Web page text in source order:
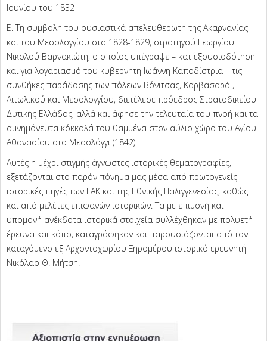
Ιουνίου του 1832
Ε. Τη συμβολή του ουσιαστικά απελευθερωτή της Ακαρνανίας
και του Μεσολογγίου στα 1828-1829, στρατηγού Γεωργίου
Νικολού Βαρνακιώτη, ο οποίος υπέγραψε – κατ΄ εξουσιοδότηση
και για λογαριασμό του κυβερνήτη Ιωάννη Καποδίστρια – τις
συνθήκες παράδοσης των πόλεων Βόνιτσας, Καρβασαρά ,
Αιτωλικού και Μεσολογγίου, διετέλεσε πρόεδρος Στρατοδικείου
Δυτικής Ελλάδος, αλλά και άφησε την τελευταία του πνοή και τα
αμνημόνευτα κόκκαλά του θαμμένα στον αύλιο χώρο του Αγίου
Αθανασίου στο Μεσολόγγι (1842).
Αυτές η μέχρι στιγμής άγνωστες ιστορικές θεματογραφίες,
εξετάζονται στο παρόν πόνημα μας μέσα από πρωτογενείς
ιστορικές πηγές των ΓΑΚ και της Εθνικής Παλιγγενεσίας, καθώς
και από μελέτες επιφανών ιστορικών. Τα με επιμονή και
υπομονή ανέκδοτα ιστορικά στοιχεία συλλέχθηκαν με πολυετή
έρευνα και κόπο, καταγράφηκαν και παρουσιάζονται από τον
καταγόμενο εξ Αρχοντοχωρίου Ξηρομέρου ιστορικό ερευνητή
Νικόλαο Θ. Μήτση.